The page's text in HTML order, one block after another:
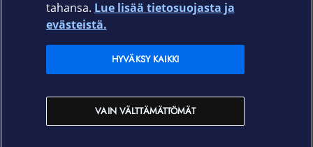
Elisa.fi
Elisan myymälät
tahansa. Lue lisää tietosuojasta ja
evästeistä.
VAIN VÄLTTÄMÄTTÖMÄT
HYVÄKSY KAIKKI